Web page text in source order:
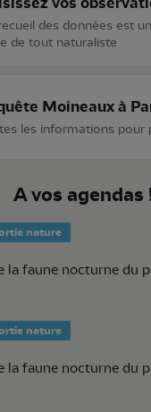
des données est
de tout naturaliste
Moineaux à
les informations pour
A vos agendas
nature
la faune nocturne du
nature
la faune nocturne du